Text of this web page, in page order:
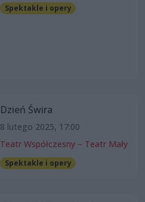
Spektakle i opery
Dzień Świra
8 lutego 2025, 17:00
Teatr Współczesny – Teatr Mały
Spektakle i opery